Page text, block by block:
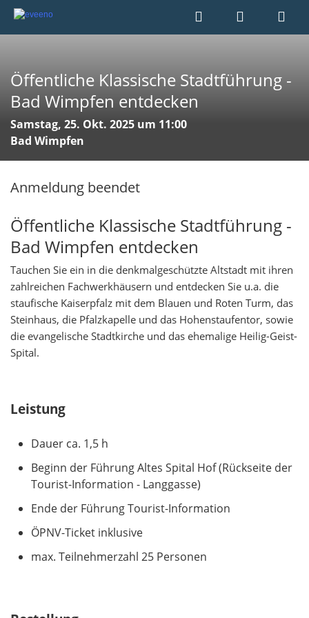
Öffentliche Klassische Stadtführung -
Bad Wimpfen entdecken
Samstag, 25. Okt. 2025 um 11:00
Bad Wimpfen
Anmeldung beendet
Öffentliche Klassische Stadtführung -
Bad Wimpfen entdecken
Tauchen Sie ein in die denkmalgeschützte Altstadt mit ihren
zahlreichen Fachwerkhäusern und entdecken Sie u.a. die
staufische Kaiserpfalz mit dem Blauen und Roten Turm, das
Steinhaus, die Pfalzkapelle und das Hohenstaufentor, sowie
die evangelische Stadtkirche und das ehemalige Heilig-Geist-
Spital.
Leistung
Dauer ca. 1,5 h
Beginn der Führung Altes Spital Hof (Rückseite der
Tourist-Information - Langgasse)
Ende der Führung Tourist-Information
ÖPNV-Ticket inklusive
max. Teilnehmerzahl 25 Personen